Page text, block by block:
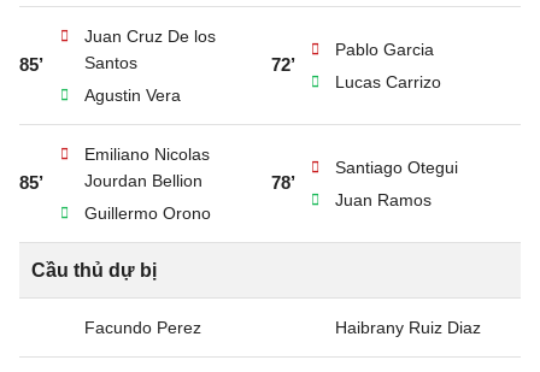
85’
Juan Cruz De los
Santos
Agustin Vera
72’
Pablo Garcia
Lucas Carrizo
85’
Emiliano Nicolas
Jourdan Bellion
Guillermo Orono
78’
Santiago Otegui
Juan Ramos
Cầu thủ dự bị
Facundo Perez Haibrany Ruiz Diaz